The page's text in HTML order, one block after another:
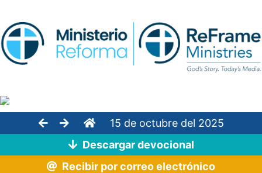
15 de octubre del 2025
Descargar devocional
Recibir por correo electrónico